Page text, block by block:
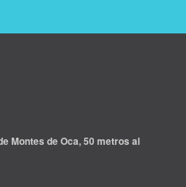
Montes de Oca, 50 metros al